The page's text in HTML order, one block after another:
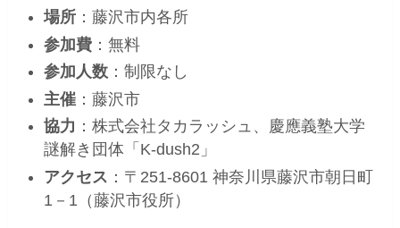
場所 ：藤沢市内各所
参加費 ：無料
参加人数 ：制限なし
主催 ：藤沢市
協力 ：株式会社タカラッシュ、慶應義塾大学
謎解き団体「K-dush2」
アクセス ：〒251-8601 神奈川県藤沢市朝日町
1－1（藤沢市役所）